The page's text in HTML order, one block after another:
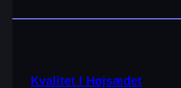
Kvalitet I Højsædet